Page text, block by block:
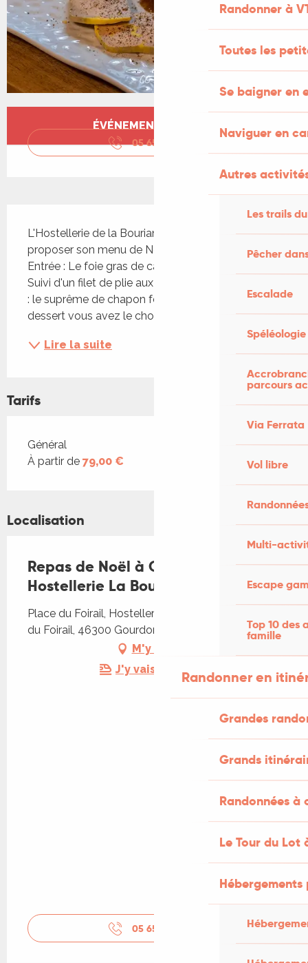
Randonner à
Toutes les
Se baigner en
Naviguer en
Autres
Les trails
Pêcher
Escalade
Spéléologie
parcours
Via Ferrata
Vol libre
Multi-
Escape
Top 10 des
famille
Randonner en
Grandes
Grands
Randonnées
Le Tour du Lot
Ouverture et coordonnées
ÉVÉNEMENT TERMINÉ
05 65 41 16
L'Hostellerie de la Bouriane a le plaisir de vous
proposer son menu de Noël : Mise en bouche
Entrée : Le foie gras de canard, préparé au naturel
Suivi d'un filet de plie aux amandes grillées En plat
: le suprême de chapon fermier aux morilles En
dessert vous avez le choix entre un gâteau au...
Lire la suite
Tarifs
Tarifs 2026
Général
À partir de 79,00 €
Localisation
Repas de Noël à Gourdon,
Hostellerie La Bouriane
Place du Foirail, Hostellerie de la Bouriane, Place
du Foirail, 46300 Gourdon
M'y rendre
J'y vais en train !
05 65 41 16